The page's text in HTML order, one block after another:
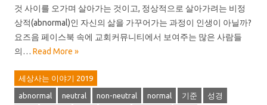
것 사이를 오가며 살아가는 것이고, 정상적으로 살아가려는 비정
상적(abnormal)인 자신의 삶을 가꾸어가는 과정이 인생이 아닐까?
요즈음 페이스북 속에 교회커뮤니티에서 보여주는 많은 사람들
의… Read More »
세상사는 이야기 2019
abnormal neutral non-neutral normal 기준 성경